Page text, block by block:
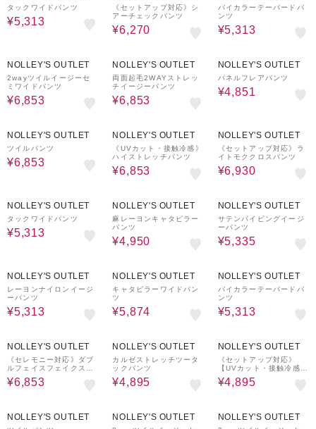
タックワイドパンツ
¥5,313
《セットアップ対応》シ
アーチェックパンツ
¥6,270
バイカラーテーパードパ
ンツ
¥5,313
NOLLEY'S OUTLET
2wayツイルイージーセ
ミワイドパンツ
¥6,853
NOLLEY'S OUTLET
両面起毛2WAYストレッ
チイージーパンツ
¥6,853
NOLLEY'S OUTLET
パネルフレアパンツ
¥4,851
NOLLEY'S OUTLET
ツイルパンツ
¥6,853
NOLLEY'S OUTLET
《UVカット・接触冷感》
ハイストレッチパンツ
¥6,853
NOLLEY'S OUTLET
《セットアップ対応》ラ
イトモククロスパンツ
¥6,930
NOLLEY'S OUTLET
タックワイドパンツ
¥5,313
NOLLEY'S OUTLET
麻レーヨンキャタピラー
パンツ
¥4,950
NOLLEY'S OUTLET
サテンパイピングイージ
ーパンツ
¥5,335
NOLLEY'S OUTLET
レーヨンナイロンイージ
ーパンツ
¥5,313
NOLLEY'S OUTLET
キャタピラーワイドパン
ツ
¥5,874
NOLLEY'S OUTLET
バイカラーテーパードパ
ンツ
¥5,313
NOLLEY'S OUTLET
《セレモニー対応》ダブ
ルフェイスフェイクスエ
ードパンツ
¥6,853
NOLLEY'S OUTLET
カルゼストレッチツータ
ックパンツ
¥4,895
NOLLEY'S OUTLET
《セットアップ対応》
【UVカット・接触冷感】
ライトツイルセミワイド
パンツ
¥4,895
NOLLEY'S OUTLET NOLLEY'S OUTLET NOLLEY'S OUTLET